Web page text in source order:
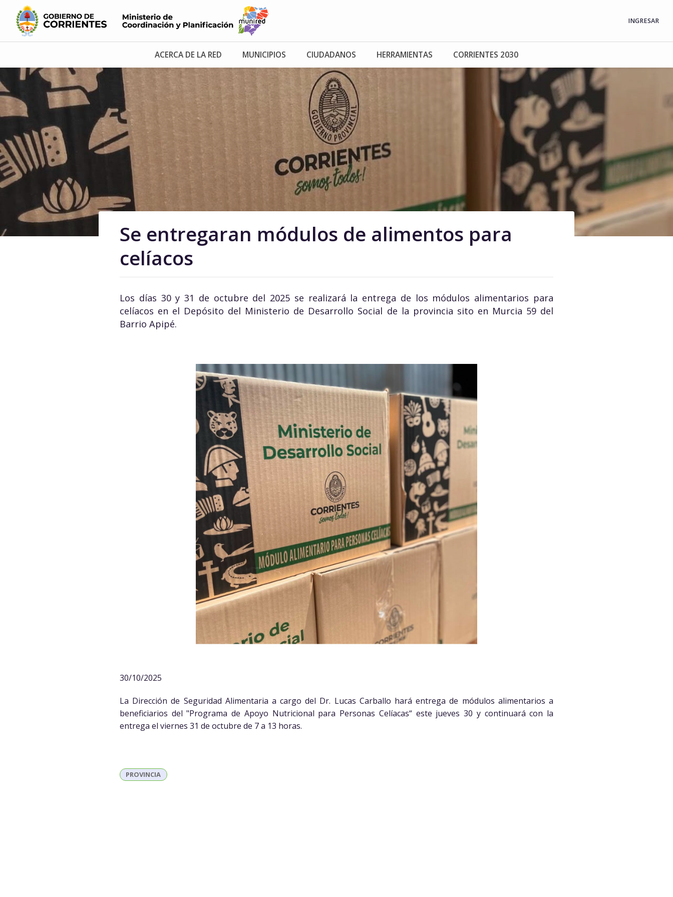
INGRESAR
ACERCA DE LA RED MUNICIPIOS CIUDADANOS HERRAMIENTAS CORRIENTES 2030
Se entregaran módulos de alimentos para
celíacos
Los días 30 y 31 de octubre del 2025 se realizará la entrega de los módulos alimentarios para
celíacos en el Depósito del Ministerio de Desarrollo Social de la provincia sito en Murcia 59 del
Barrio Apipé.
30/10/2025
La Dirección de Seguridad Alimentaria a cargo del Dr. Lucas Carballo hará entrega de módulos alimentarios a
beneficiarios del "Programa de Apoyo Nutricional para Personas Celíacas“ este jueves 30 y continuará con la
entrega el viernes 31 de octubre de 7 a 13 horas.
PROVINCIA